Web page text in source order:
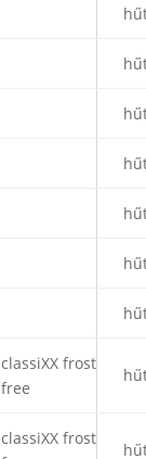
classiXX frost
free
classiXX frost